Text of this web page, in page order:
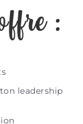
:
leadership